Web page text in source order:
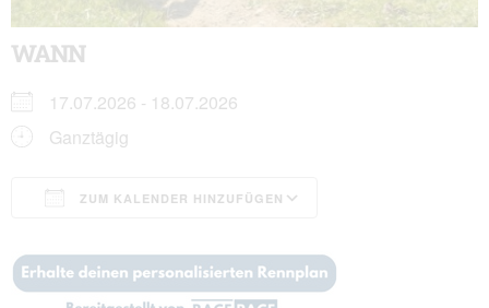
WANN
17.07.2026 - 18.07.2026
Ganztägig
ZUM KALENDER HINZUFÜGEN